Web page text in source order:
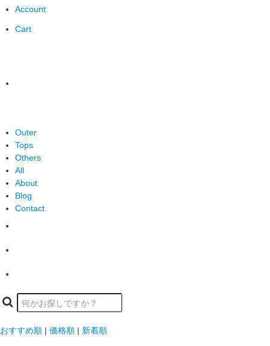
Account
Cart
Outer
Tops
Others
All
About
Blog
Contact
おすすめ順 | 価格順 | 新着順